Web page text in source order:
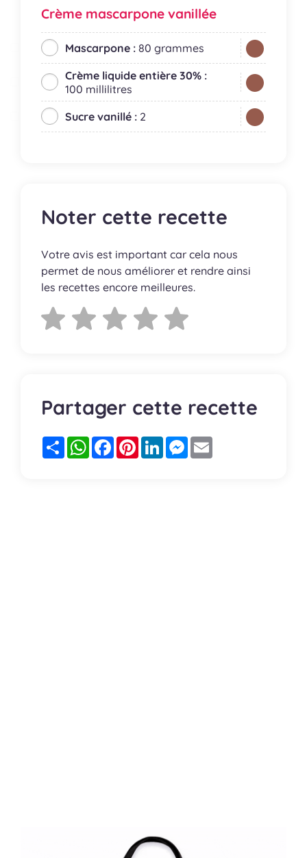
Crème mascarpone vanillée
Mascarpone : 80 grammes
Crème liquide entière 30% :
100 millilitres
Sucre vanillé : 2
Noter cette recette
Votre avis est important car cela nous
permet de nous améliorer et rendre ainsi
les recettes encore meilleures.
Partager cette recette
PartagerWhatsApp
FacebookPinterestLinkedInMessenger